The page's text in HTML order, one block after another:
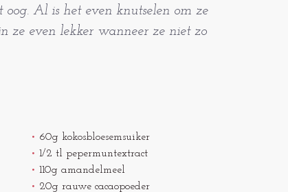
oog. Al is het even knutselen om ze
ze even lekker wanneer ze niet zo
60g kokosbloesemsuiker
1/2 tl pepermuntextract
110g amandelmeel
20g rauwe cacaopoeder